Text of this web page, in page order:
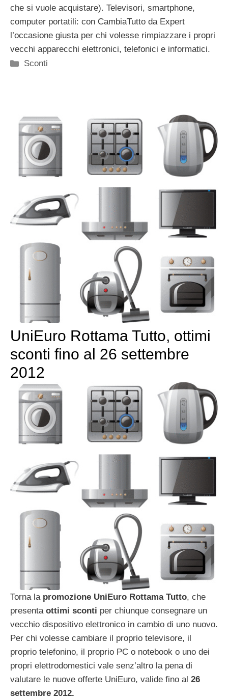
che si vuole acquistare). Televisori, smartphone,
computer portatili: con CambiaTutto da Expert
l’occasione giusta per chi volesse rimpiazzare i propri
vecchi apparecchi elettronici, telefonici e informatici.
Categorie
Sconti
UniEuro Rottama Tutto, ottimi
sconti fino al 26 settembre
2012
Torna la promozione UniEuro Rottama Tutto, che
presenta ottimi sconti per chiunque consegnare un
vecchio dispositivo elettronico in cambio di uno nuovo.
Per chi volesse cambiare il proprio televisore, il
proprio telefonino, il proprio PC o notebook o uno dei
propri elettrodomestici vale senz’altro la pena di
valutare le nuove offerte UniEuro, valide fino al 26
settembre 2012.